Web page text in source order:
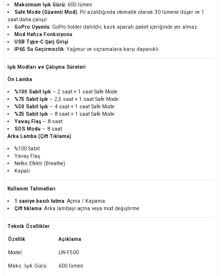
Maksimum Işık Gücü: 600 lümen
Safe Mode (Güvenli Mod): Pil azaldığında otomatik olarak 30 lümene düşer ve 1
saat daha çalışır
GoPro Uyumlu: GoPro holder dahildir, kask aparatı paket içeriğinde yer almaz.
Mod Hafıza Fonksiyonu
USB Type-C Şarj Girişi
IP65 Su Geçirmezlik: Yağmur ve sıçramalara karşı dayanıklı
Işık Modları ve Çalışma Süreleri
Ön Lamba
%100 Sabit Işık – 2 saat + 1 saat Safe Mode
%75 Sabit Işık – 2,5 saat + 1 saat Safe Mode
%50 Sabit Işık – 4 saat + 1 saat Safe Mode
%25 Sabit Işık – 8 saat + 1 saat Safe Mode
Yavaş Flaş – 8 saat
SOS Modu – 8 saat
Arka Lamba (Çift Tıklama)
%100 Sabit
Yavaş Flaş
Nefes Efekti (Breathe)
Kapalı
Kullanım Talimatları
1 saniye basılı tutma: Açma / Kapama
Çift tıklama: Arka lambayı açma veya mod değiştirme
Teknik Özellikler
Özellik Açıklama
Model LW-F500
Maks. Işık Gücü 600 lümen